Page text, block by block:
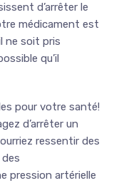
d’arrêter le
médicament est
ne soit pris
qu’il
pour votre santé!
d’arrêter un
ressentir des
pression artérielle